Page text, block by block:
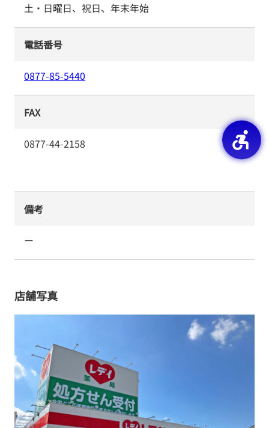
土・日曜日、祝日、年末年始
電話番号
0877-85-5440
FAX
0877-44-2158
備考
ー
店舗写真